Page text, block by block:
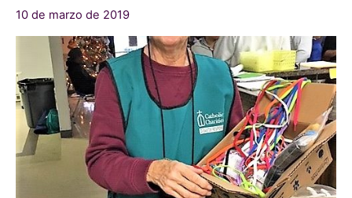
10 de marzo de 2019